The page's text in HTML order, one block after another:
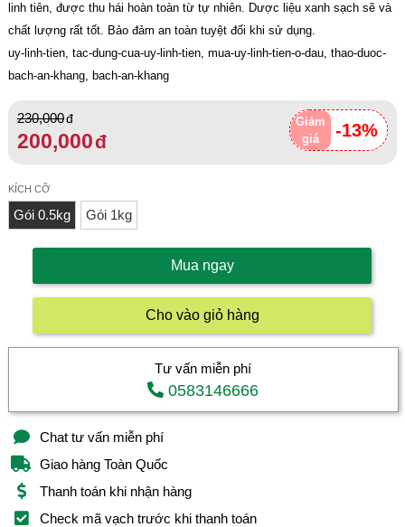
linh tiên, được thu hái hoàn toàn từ tự nhiên. Dược liệu xanh sạch sẽ và
chất lượng rất tốt. Bảo đảm an toàn tuyệt đối khi sử dụng.
uy-linh-tien, tac-dung-cua-uy-linh-tien, mua-uy-linh-tien-o-dau, thao-duoc-
bach-an-khang, bach-an-khang
Giảm
giá
-13%
230,000
200,000
KÍCH CỠ
Gói 0.5kg Gói 1kg
Mua ngay
Cho vào giỏ hàng
Tư vấn miễn phí
0583146666
Chat tư vấn miễn phí
Giao hàng Toàn Quốc
Thanh toán khi nhận hàng
Check mã vạch trước khi thanh toán